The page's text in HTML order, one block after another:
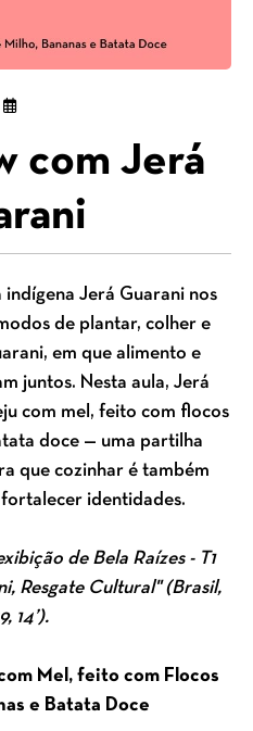
com Jerá
Jerá Guarani nos
de plantar, colher e
em que alimento e
juntos. Nesta aula, Jerá
com mel, feito com flocos
doce — uma partilha
que cozinhar é também
identidades.
de Bela Raízes - T1
Resgate Cultural" (Brasil,
14’).
Mel, feito com Flocos
e Batata Doce